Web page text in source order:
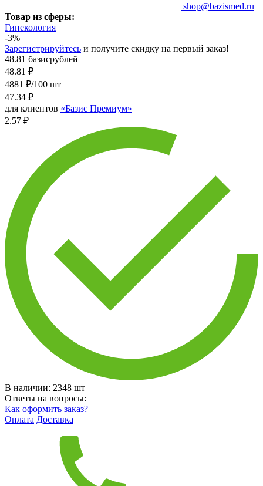
shop@bazismed.ru
Товар из сферы:
Гинекология
-3%
Зарегистрируйтесь и получите скидку на первый заказ!
48.81 базисрублей
48.81 ₽
4881 ₽/100 шт
47.34 ₽
для клиентов «Базис Премиум»
2.57 ₽
В наличии: 2348 шт
Ответы на вопросы:
Как оформить заказ?
Оплата Доставка